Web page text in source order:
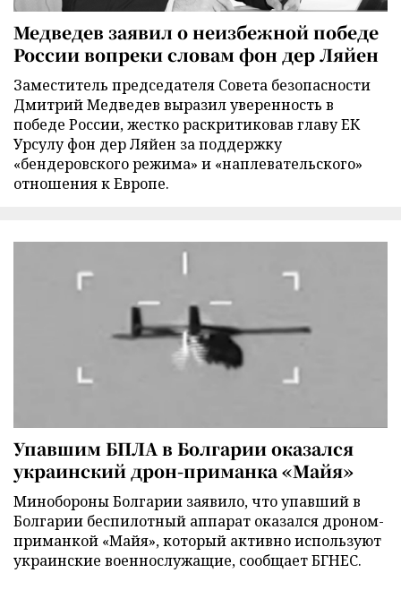
Медведев заявил о неизбежной победе
России вопреки словам фон дер Ляйен
Заместитель председателя Совета безопасности
Дмитрий Медведев выразил уверенность в
победе России, жестко раскритиковав главу ЕК
Урсулу фон дер Ляйен за поддержку
«бендеровского режима» и «наплевательского»
отношения к Европе.
Упавшим БПЛА в Болгарии оказался
украинский дрон-приманка «Майя»
Минобороны Болгарии заявило, что упавший в
Болгарии беспилотный аппарат оказался дроном-
приманкой «Майя», который активно используют
украинские военнослужащие, сообщает БГНЕС.